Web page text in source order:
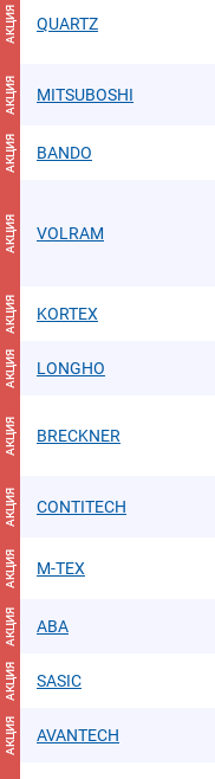
АКЦИЯ QUARTZ
АКЦИЯ MITSUBOSHI
АКЦИЯ BANDO
АКЦИЯ VOLRAM
АКЦИЯ KORTEX
АКЦИЯ LONGHO
АКЦИЯ BRECKNER
АКЦИЯ CONTITECH
АКЦИЯ M-TEX
АКЦИЯ ABA
АКЦИЯ SASIC
АКЦИЯ AVANTECH